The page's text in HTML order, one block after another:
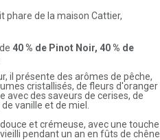
phare de la maison Cattier,
40 % de Pinot Noir, 40 % de
il présente des arômes de pêche,
cristallisés, de fleurs d'oranger
avec des saveurs de cerises, de
vanille et de miel.
et crémeuse, avec une touche
pendant un an en fûts de chêne